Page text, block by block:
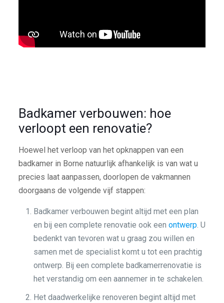
Badkamer verbouwen: hoe
verloopt een renovatie?
Hoewel het verloop van het opknappen van een
badkamer in Borne natuurlijk afhankelijk is van wat u
precies laat aanpassen, doorlopen de vakmannen
doorgaans de volgende vijf stappen:
Badkamer verbouwen begint altijd met een plan
en bij een complete renovatie ook een ontwerp. U
bedenkt van tevoren wat u graag zou willen en
samen met de specialist komt u tot een prachtig
ontwerp. Bij een complete badkamerrenovatie is
het verstandig om een aannemer in te schakelen.
Het daadwerkelijke renoveren begint altijd met